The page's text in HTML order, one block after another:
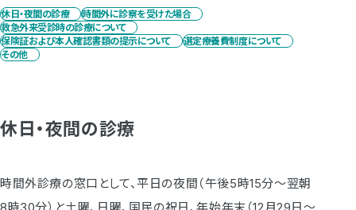
休日・夜間の診療
時間外に診察を受けた場合
救急外来受診時の診療について
保険証および本人確認書類の提示について
選定療養費制度について
その他
休日・夜間の診療
時間外診療の窓口として、平日の夜間（午後5時15分～翌朝